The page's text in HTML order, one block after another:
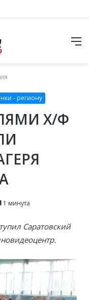
- региону
Х/Ф
1 минута
Саратовский